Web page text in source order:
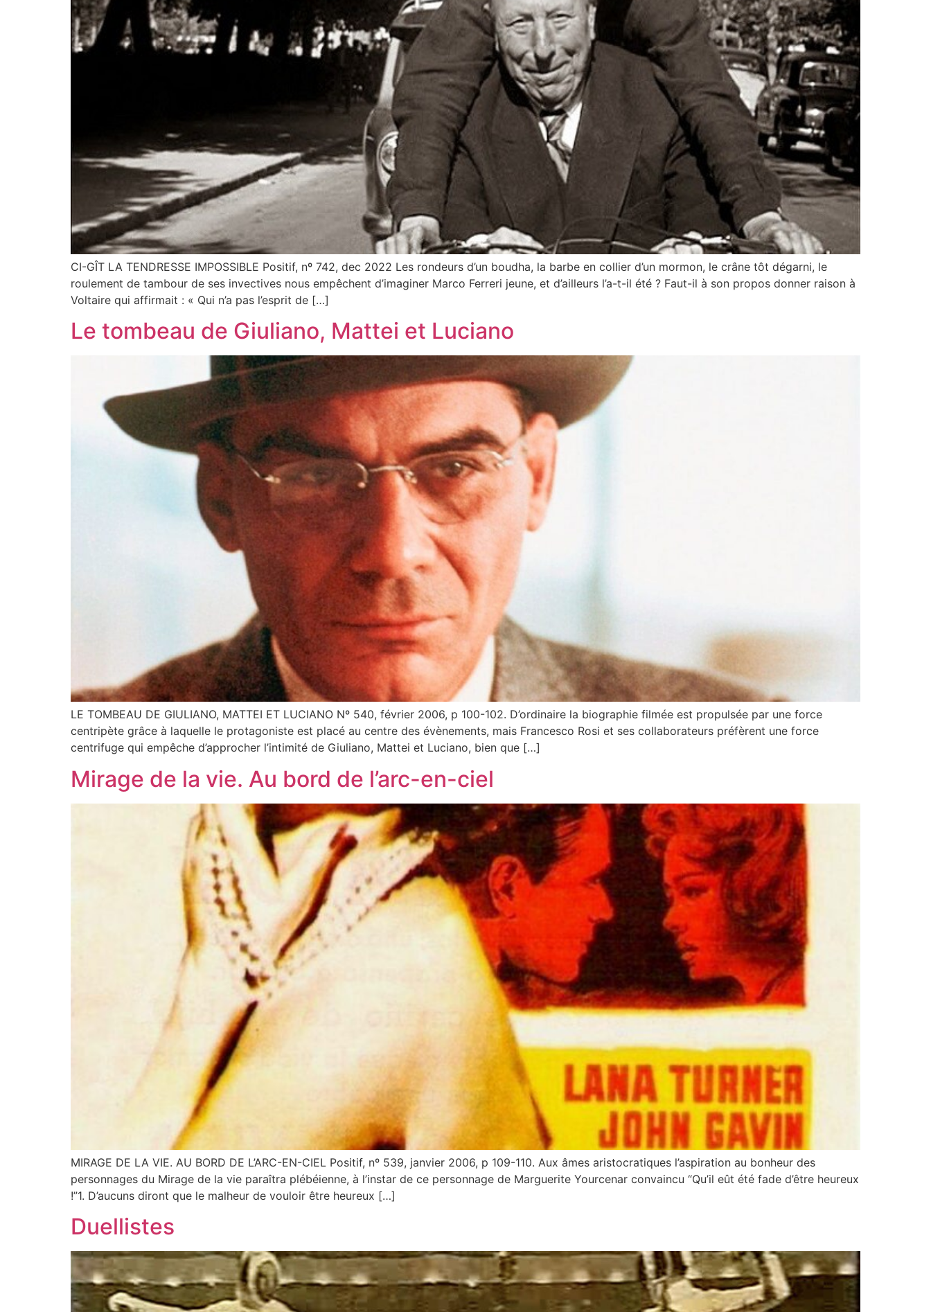
CI-GÎT LA TENDRESSE IMPOSSIBLE Positif, nº 742, dec 2022 Les rondeurs d’un boudha, la barbe en collier d’un mormon, le crâne tôt dégarni, le
roulement de tambour de ses invectives nous empêchent d’imaginer Marco Ferreri jeune, et d’ailleurs l’a-t-il été ? Faut-il à son propos donner raison à
Voltaire qui affirmait : « Qui n’a pas l’esprit de […]
Le tombeau de Giuliano, Mattei et Luciano
LE TOMBEAU DE GIULIANO, MATTEI ET LUCIANO Nº 540, février 2006, p 100-102. D’ordinaire la biographie filmée est propulsée par une force
centripète grâce à laquelle le protagoniste est placé au centre des évènements, mais Francesco Rosi et ses collaborateurs préfèrent une force
centrifuge qui empêche d’approcher l’intimité de Giuliano, Mattei et Luciano, bien que […]
Mirage de la vie. Au bord de l’arc-en-ciel
MIRAGE DE LA VIE. AU BORD DE L’ARC-EN-CIEL Positif, nº 539, janvier 2006, p 109-110. Aux âmes aristocratiques l’aspiration au bonheur des
personnages du Mirage de la vie paraîtra plébéienne, à l’instar de ce personnage de Marguerite Yourcenar convaincu “Qu’il eût été fade d’être heureux
!”1. D’aucuns diront que le malheur de vouloir être heureux […]
Duellistes